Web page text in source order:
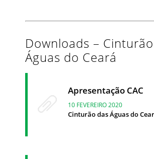
Downloads –
Águas do Ceará
Apresentação CAC
10 FEVEREIRO 2020
Cinturão das Águas do